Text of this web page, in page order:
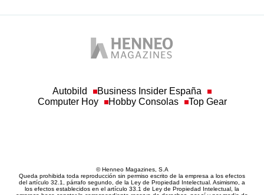
Autobild
Business Insider España
Computer Hoy
Hobby Consolas Top Gear
© Henneo Magazines, S.A
Queda prohibida toda reproducción sin permiso escrito de la empresa a los efectos
del artículo 32.1, párrafo segundo, de la Ley de Propiedad Intelectual. Asimismo, a
los efectos establecidos en el artículo 33.1 de Ley de Propiedad Intelectual, la